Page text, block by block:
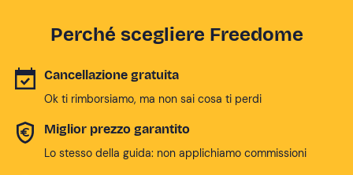
Perché scegliere Freedome
Cancellazione gratuita
Ok ti rimborsiamo, ma non sai cosa ti perdi
Miglior prezzo garantito
Lo stesso della guida: non applichiamo commissioni